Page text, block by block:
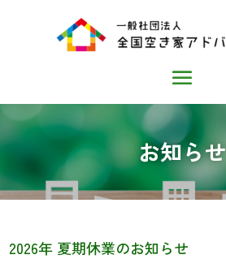
お知らせ
2026年 夏期休業のお知らせ